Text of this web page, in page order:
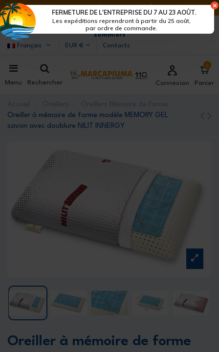
Marcapiuma| Fabricants de matelas, oreillers et
sommiers
Français
EUR € Contacts
Menu Rechercher Connexion
0
Panier
Oreiller à mémoire de forme modèle MEMORY GEL
savon avec doublure NILIT INNERGY
Oreiller à mémoire de forme
Les expéditions reprendront à partir du 25 août,
par ordre de commande.
FERMETURE DE L'ENTREPRISE DU 7 AU 23 AOÛT.